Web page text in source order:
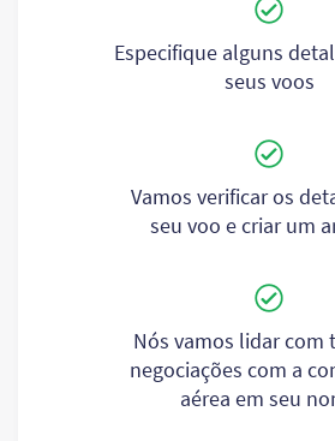
Especifique alguns
seus voos
Vamos verificar os
seu voo e criar um
Nós vamos lidar com
negociações com a
aérea em seu